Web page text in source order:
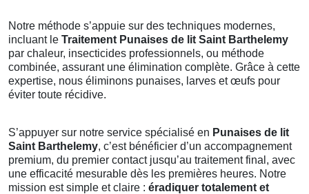
Notre méthode s’appuie sur des techniques modernes,
incluant le Traitement Punaises de lit Saint Barthelemy
par chaleur, insecticides professionnels, ou méthode
combinée, assurant une élimination complète. Grâce à cette
expertise, nous éliminons punaises, larves et œufs pour
éviter toute récidive.
S’appuyer sur notre service spécialisé en Punaises de lit
Saint Barthelemy, c’est bénéficier d’un accompagnement
premium, du premier contact jusqu’au traitement final, avec
une efficacité mesurable dès les premières heures. Notre
mission est simple et claire : éradiquer totalement et